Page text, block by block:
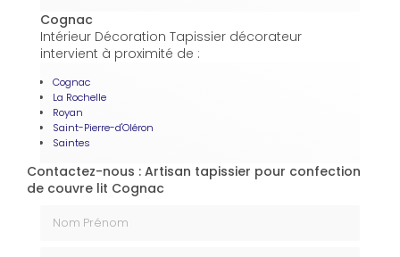
Cognac
Intérieur Décoration Tapissier décorateur
intervient à proximité de :
Cognac
La Rochelle
Royan
Saint-Pierre-d'Oléron
Saintes
Contactez-nous : Artisan tapissier pour confection
de couvre lit Cognac